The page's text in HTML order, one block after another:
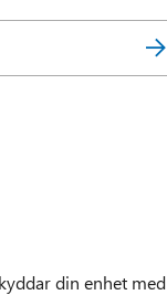
din enhet med